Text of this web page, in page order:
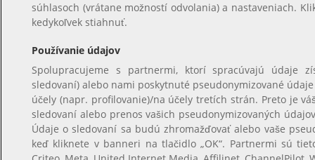
súhlasoch (vrátane možností odvolania) a nastaveniach.
kedykoľvek stiahnuť.
Používanie údajov
Spolupracujeme s partnermi, ktorí spracúvajú údaje
sledovaní) alebo nami poskytnuté pseudonymizované
účely (napr. profilovanie)/na účely tretích strán. Preto je
sledovaní alebo prenos vašich pseudonymizovaných
Údaje o sledovaní sa budú zhromažďovať alebo vaše
keď kliknete v banneri na tlačidlo „OK“. Partnermi sú